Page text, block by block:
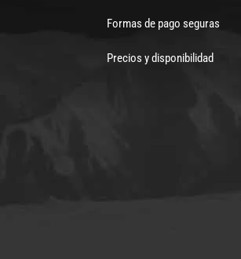
Formas de pago seguras
Precios y disponibilidad